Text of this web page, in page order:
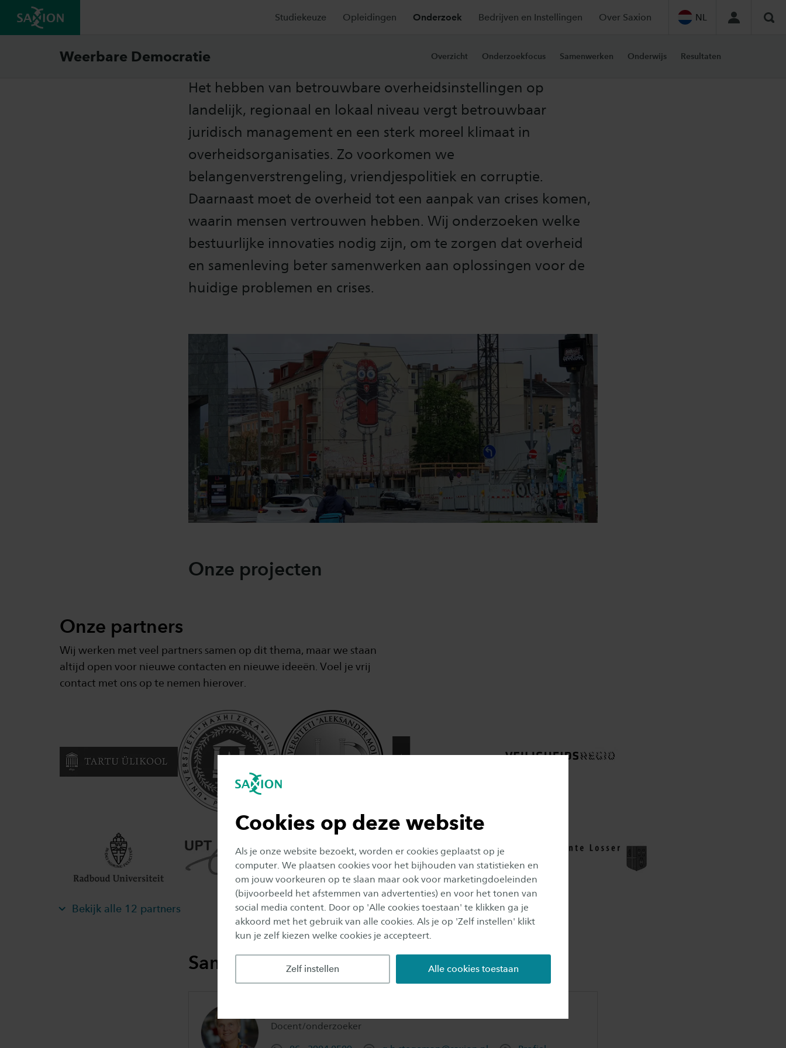
Cookies op deze website
Als je onze website bezoekt, worden er cookies geplaatst op je
computer. We plaatsen cookies voor het bijhouden van statistieken en
om jouw voorkeuren op te slaan maar ook voor marketingdoeleinden
(bijvoorbeeld het afstemmen van advertenties) en voor het tonen van
social media content. Door op 'Alle cookies toestaan' te klikken ga je
akkoord met het gebruik van alle cookies. Als je op 'Zelf instellen' klikt
kun je zelf kiezen welke cookies je accepteert.
Zelf instellen Alle cookies toestaan
Studiekeuze Opleidingen Onderzoek Bedrijven en Instellingen Over Saxion NL
Weerbare Democratie Overzicht Onderzoekfocus Samenwerken Onderwijs Resultaten
Bestuurlijke vernieuwing
Het hebben van betrouwbare overheidsinstellingen op
landelijk, regionaal en lokaal niveau vergt betrouwbaar
juridisch management en een sterk moreel klimaat in
overheidsorganisaties. Zo voorkomen we
belangenverstrengeling, vriendjespolitiek en corruptie.
Daarnaast moet de overheid tot een aanpak van crises komen,
waarin mensen vertrouwen hebben. Wij onderzoeken welke
bestuurlijke innovaties nodig zijn, om te zorgen dat overheid
en samenleving beter samenwerken aan oplossingen voor de
huidige problemen en crises.
Onze projecten
Onze partners
Wij werken met veel partners samen op dit thema, maar we staan
altijd open voor nieuwe contacten en nieuwe ideeën. Voel je vrij
contact met ons op te nemen hierover.
Bekijk alle 12 partners
Samenwerken of vragen?
Docent/onderzoeker